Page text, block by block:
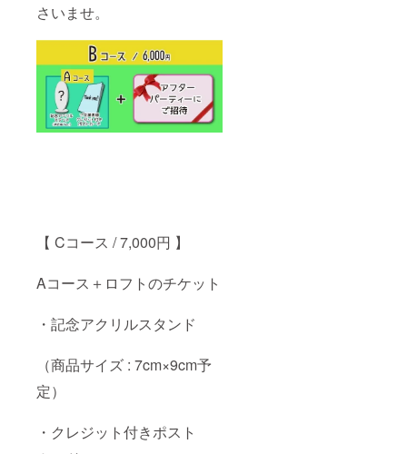
さいませ。
【 Cコース / 7,000円 】
Aコース＋ロフトのチケット
・記念アクリルスタンド
（商品サイズ : 7cm×9cm予
定）
・クレジット付きポスト